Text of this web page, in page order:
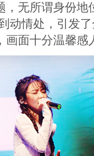
，无所谓身份地
动情处，引发
画面十分温馨感